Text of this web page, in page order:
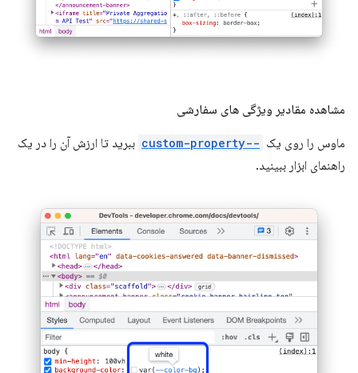
مشاهده مقادیر ویژگی های سفارشی
ماوس را روی یک --custom-property
ببرید تا ارزش آن را در یک
راهنمای ابزار ببینید.